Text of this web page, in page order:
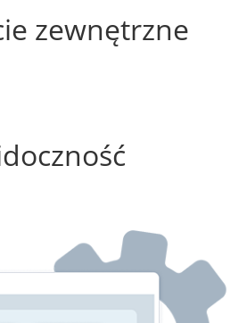
zewnętrzne